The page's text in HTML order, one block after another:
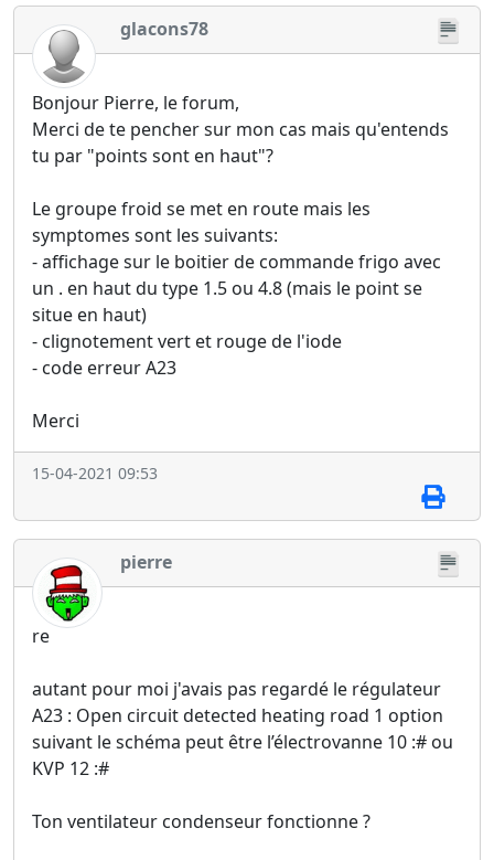
glacons78
Bonjour Pierre, le forum,
Merci de te pencher sur mon cas mais qu'entends
tu par "points sont en haut"?
Le groupe froid se met en route mais les
symptomes sont les suivants:
- affichage sur le boitier de commande frigo avec
un . en haut du type 1.5 ou 4.8 (mais le point se
situe en haut)
- clignotement vert et rouge de l'iode
- code erreur A23
Merci
15-04-2021 09:53
pierre
re
autant pour moi j'avais pas regardé le régulateur
A23 : Open circuit detected heating road 1 option
suivant le schéma peut être l’électrovanne 10 :# ou
KVP 12 :#
Ton ventilateur condenseur fonctionne ?